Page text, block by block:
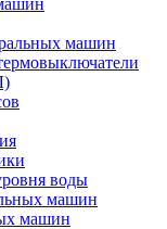
машин
воды
машин
машин